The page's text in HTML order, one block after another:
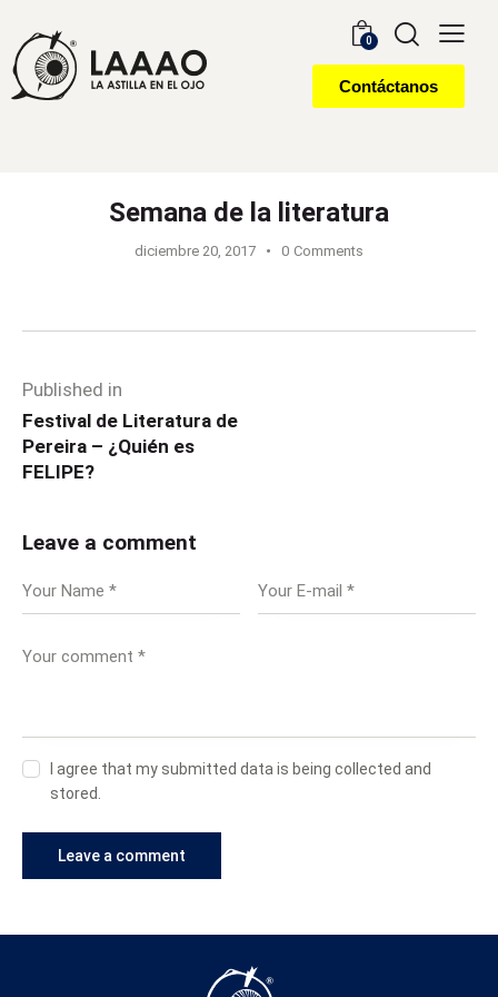
0
Contáctanos
Semana de la literatura
diciembre 20, 2017 0 Comments
Published in
Festival de Literatura de
Pereira – ¿Quién es
FELIPE?
Leave a comment
I agree that my submitted data is being collected and
stored.